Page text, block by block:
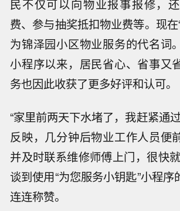
民不仅可以向物业报事报修，
费、参与抽奖抵扣物业费等。现在
为锦泽园小区物业服务的代名词
小程序以来，居民省心、省事又
务也因此收获了更多好评和认可。
“家里前两天下水堵了，我赶紧通
反映，几分钟后物业工作人员便
并及时联系维修师傅上门，很快
谈到使用“为您服务小钥匙”小程
连连称赞。